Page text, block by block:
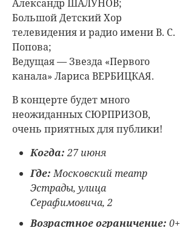
Александр ШАЛУНОВ;
Большой Детский Хор
телевидения и радио имени В. С.
Попова;
Ведущая — Звезда «Первого
канала» Лариса ВЕРБИЦКАЯ.
В концерте будет много
неожиданных СЮРПРИЗОВ,
очень приятных для публики!
Когда:27 июня
Где:Московский театр
Эстрады, улица
Серафимовича, 2
Возрастное ограничение: 0+